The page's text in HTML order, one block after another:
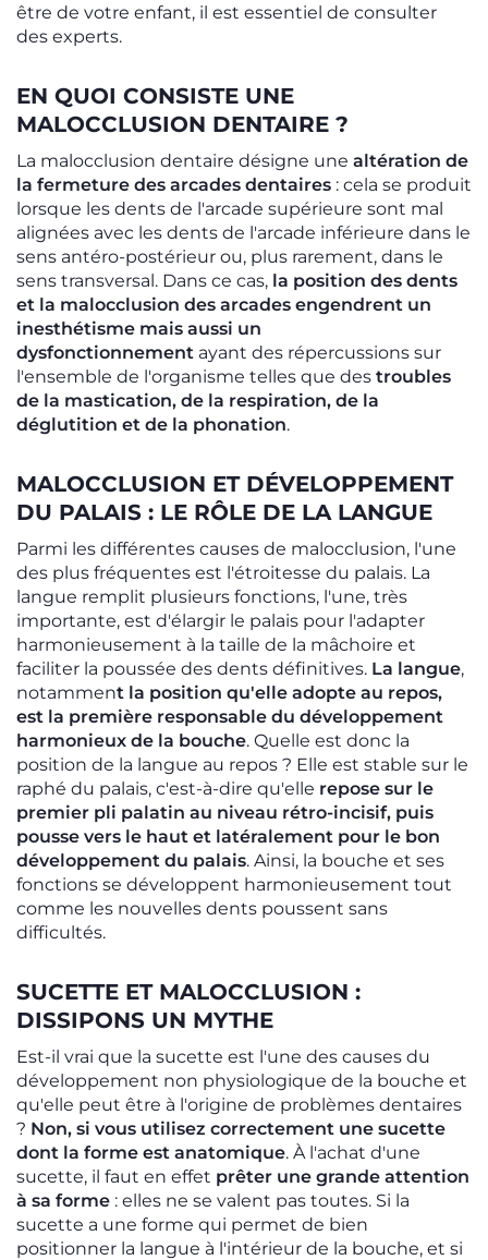
être de votre enfant, il est essentiel de consulter
des experts.
EN QUOI CONSISTE UNE
MALOCCLUSION DENTAIRE ?
La malocclusion dentaire désigne une altération de
la fermeture des arcades dentaires : cela se produit
lorsque les dents de l'arcade supérieure sont mal
alignées avec les dents de l'arcade inférieure dans le
sens antéro-postérieur ou, plus rarement, dans le
sens transversal. Dans ce cas, la position des dents
et la malocclusion des arcades engendrent un
inesthétisme mais aussi un
dysfonctionnement ayant des répercussions sur
l'ensemble de l'organisme telles que des troubles
de la mastication, de la respiration, de la
déglutition et de la phonation.
MALOCCLUSION ET DÉVELOPPEMENT
DU PALAIS : LE RÔLE DE LA LANGUE
Parmi les différentes causes de malocclusion, l'une
des plus fréquentes est l'étroitesse du palais. La
langue remplit plusieurs fonctions, l'une, très
importante, est d'élargir le palais pour l'adapter
harmonieusement à la taille de la mâchoire et
faciliter la poussée des dents définitives. La langue,
notamment la position qu'elle adopte au repos,
est la première responsable du développement
harmonieux de la bouche. Quelle est donc la
position de la langue au repos ? Elle est stable sur le
raphé du palais, c'est-à-dire qu'elle repose sur le
premier pli palatin au niveau rétro-incisif, puis
pousse vers le haut et latéralement pour le bon
développement du palais. Ainsi, la bouche et ses
fonctions se développent harmonieusement tout
comme les nouvelles dents poussent sans
difficultés.
SUCETTE ET MALOCCLUSION :
DISSIPONS UN MYTHE
Est-il vrai que la sucette est l'une des causes du
développement non physiologique de la bouche et
qu'elle peut être à l'origine de problèmes dentaires
? Non, si vous utilisez correctement une sucette
dont la forme est anatomique. À l'achat d'une
sucette, il faut en effet prêter une grande attention
à sa forme : elles ne se valent pas toutes. Si la
sucette a une forme qui permet de bien
positionner la langue à l'intérieur de la bouche, et si